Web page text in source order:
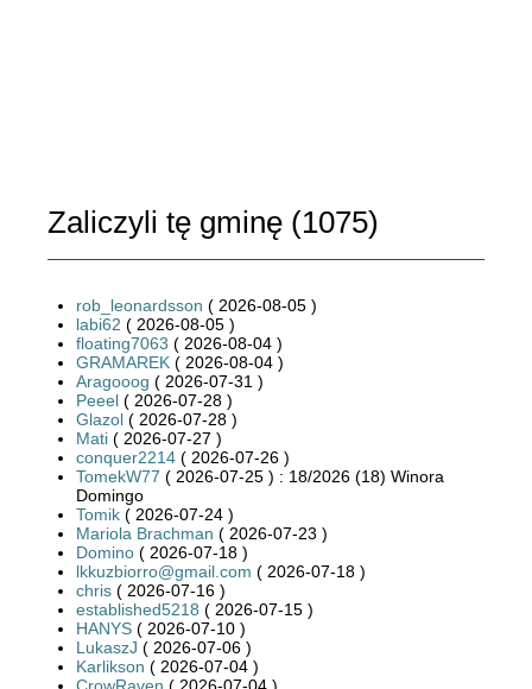
Zaliczyli tę gminę (1075)
rob_leonardsson ( 2026-08-05 )
labi62 ( 2026-08-05 )
floating7063 ( 2026-08-04 )
GRAMAREK ( 2026-08-04 )
Aragooog ( 2026-07-31 )
Peeel ( 2026-07-28 )
Glazol ( 2026-07-28 )
Mati ( 2026-07-27 )
conquer2214 ( 2026-07-26 )
TomekW77 ( 2026-07-25 ) : 18/2026 (18) Winora
Domingo
Tomik ( 2026-07-24 )
Mariola Brachman ( 2026-07-23 )
Domino ( 2026-07-18 )
lkkuzbiorro@gmail.com ( 2026-07-18 )
chris ( 2026-07-16 )
established5218 ( 2026-07-15 )
HANYS ( 2026-07-10 )
LukaszJ ( 2026-07-06 )
Karlikson ( 2026-07-04 )
CrowRaven ( 2026-07-04 )